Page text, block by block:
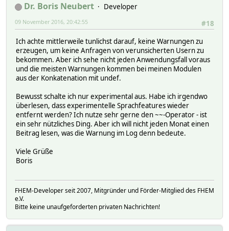
Dr. Boris Neubert
Developer
#18
09 November 2016, 20:42:55
Ich achte mittlerweile tunlichst darauf, keine Warnungen zu
erzeugen, um keine Anfragen von verunsicherten Usern zu
bekommen. Aber ich sehe nicht jeden Anwendungsfall voraus
und die meisten Warnungen kommen bei meinen Modulen
aus der Konkatenation mit undef.
Bewusst schalte ich nur experimental aus. Habe ich irgendwo
überlesen, dass experimentelle Sprachfeatures wieder
entfernt werden? Ich nutze sehr gerne den ~~-Operator - ist
ein sehr nützliches Ding. Aber ich will nicht jeden Monat einen
Beitrag lesen, was die Warnung im Log denn bedeute.
Viele Grüße
Boris
FHEM-Developer seit 2007, Mitgründer und Förder-Mitglied des FHEM
e.V.
Bitte keine unaufgeforderten privaten Nachrichten!